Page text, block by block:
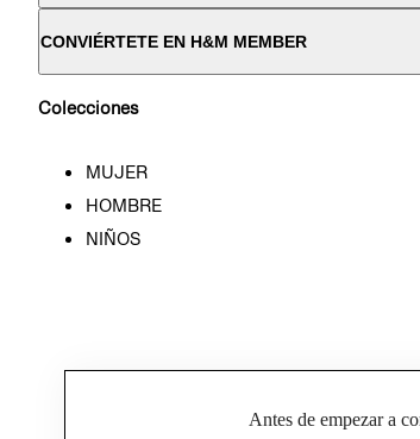
CONVIÉRTETE EN H&M MEMBER
Colecciones
MUJER
HOMBRE
NIÑOS
Antes de empezar a